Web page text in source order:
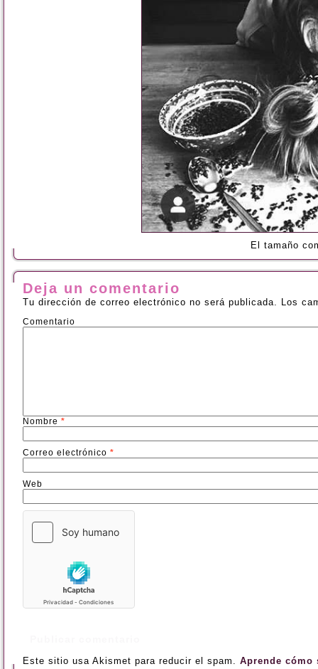
El tamaño
Deja un comentario
Tu dirección de correo electrónico no será publicada. Los
Comentario
Nombre *
Correo electrónico *
Web
Este sitio usa Akismet para reducir el spam. Aprende cómo